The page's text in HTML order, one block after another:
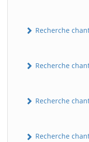
Recherche
Recherche
Recherche
Recherche